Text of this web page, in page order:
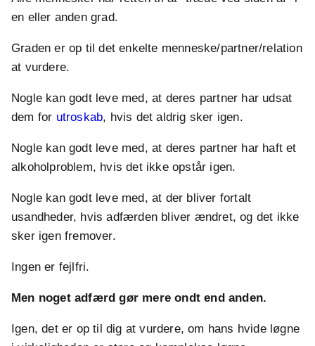
en eller anden grad.
Graden er op til det enkelte menneske/partner/relation
at vurdere.
Nogle kan godt leve med, at deres partner har udsat
dem for utroskab, hvis det aldrig sker igen.
Nogle kan godt leve med, at deres partner har haft et
alkoholproblem, hvis det ikke opstår igen.
Nogle kan godt leve med, at der bliver fortalt
usandheder, hvis adfærden bliver ændret, og det ikke
sker igen fremover.
Ingen er fejlfri.
Men noget adfærd gør mere ondt end anden.
Igen, det er op til dig at vurdere, om hans hvide løgne